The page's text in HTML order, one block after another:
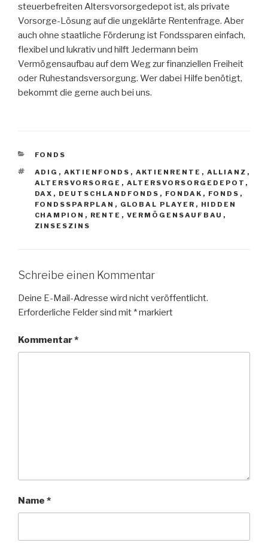
steuerbefreiten Altersvorsorgedepot ist, als private
Vorsorge-Lösung auf die ungeklärte Rentenfrage. Aber
auch ohne staatliche Förderung ist Fondssparen einfach,
flexibel und lukrativ und hilft Jedermann beim
Vermögensaufbau auf dem Weg zur finanziellen Freiheit
oder Ruhestandsversorgung. Wer dabei Hilfe benötigt,
bekommt die gerne auch bei uns.
KATEGORIEN
FONDS
SCHLAGWÖRTER
ADIG , AKTIENFONDS , AKTIENRENTE , ALLIANZ ,
ALTERSVORSORGE , ALTERSVORSORGEDEPOT ,
DAX , DEUTSCHLANDFONDS , FONDAK , FONDS ,
FONDSSPARPLAN , GLOBAL PLAYER , HIDDEN
CHAMPION , RENTE , VERMÖGENSAUFBAU ,
ZINSESZINS
Schreibe einen Kommentar
Deine E-Mail-Adresse wird nicht veröffentlicht.
Erforderliche Felder sind mit *markiert
Kommentar*
Name *